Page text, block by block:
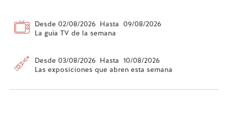
Desde 02/08/2026 Hasta 09/08/2026
La guía TV de la semana
Desde 03/08/2026 Hasta 10/08/2026
Las exposiciones que abren esta semana